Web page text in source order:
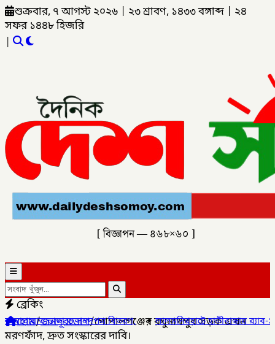
শুক্রবার, ৭ আগস্ট ২০২৬ ২৩ শ্রাবণ, ১৪৩৩ বঙ্গাব্দ
২৪
সফর ১৪৪৮ হিজরি
|
[ বিজ্ঞাপন — ৪৬৮×৬০ ]
ব্রেকিং
বিতরণ,✦লালমনিরহাটে হাতীবান্ধায় র‌্যাব-১৩ অভিযানে
হোম/জনদূরভোগ/গোপালগঞ্জের রঘুনাথপুর সড়ক এখন
মরণফাঁদ, দ্রুত সংস্কারের দাবি।